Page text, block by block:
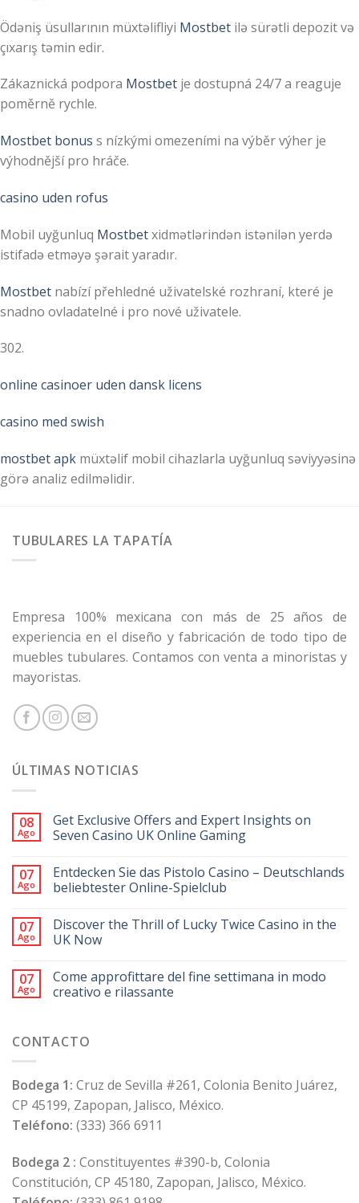
Ödəniş üsullarının müxtəlifliyi Mostbet ilə sürətli depozit və
çıxarış təmin edir.
Zákaznická podpora Mostbet je dostupná 24/7 a reaguje
poměrně rychle.
Mostbet bonus s nízkými omezeními na výběr výher je
výhodnější pro hráče.
casino uden rofus
Mobil uyğunluq Mostbetxidmətlərindən istənilən yerdə
istifadə etməyə şərait yaradır.
Mostbet nabízí přehledné uživatelské rozhraní, které je
snadno ovladatelné i pro nové uživatele.
302.
online casinoer uden dansk licens
casino med swish
mostbet apk müxtəlif mobil cihazlarla uyğunluq səviyyəsinə
görə analiz edilməlidir.
TUBULARES LA TAPATÍA
Empresa 100% mexicana con más de 25 años de
experiencia en el diseño y fabricación de todo tipo de
muebles tubulares. Contamos con venta a minoristas y
mayoristas.
ÚLTIMAS NOTICIAS
08
Ago
Get Exclusive Offers and Expert Insights on
Seven Casino UK Online Gaming
07
Ago
Entdecken Sie das Pistolo Casino – Deutschlands
beliebtester Online-Spielclub
07
Ago
Discover the Thrill of Lucky Twice Casino in the
UK Now
07
Ago
Come approfittare del fine settimana in modo
creativo e rilassante
CONTACTO
Bodega 1: Cruz de Sevilla #261, Colonia Benito Juárez,
CP 45199, Zapopan, Jalisco, México.
Teléfono: (333) 366 6911
Bodega 2 : Constituyentes #390-b, Colonia
Constitución, CP 45180, Zapopan, Jalisco, México.